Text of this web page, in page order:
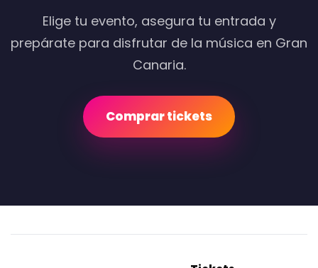
Elige tu evento, asegura tu entrada y
prepárate para disfrutar de la música en Gran
Canaria.
Comprar tickets